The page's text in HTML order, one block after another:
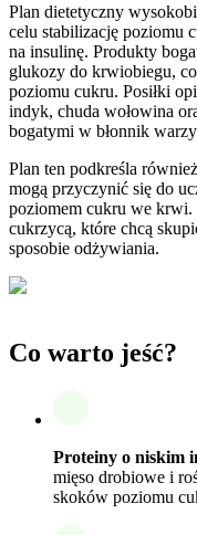
Plan dietetyczny
celu stabilizację poziomu
na insulinę. Produkty
glukozy do krwiobiegu,
poziomu cukru. Posiłki
indyk, chuda wołowina
bogatymi w błonnik
Plan ten podkreśla
mogą przyczynić się do
poziomem cukru we krwi.
cukrzycą, które chcą
sposobie odżywiania.
Co warto jeść?
Proteiny o niskim
mięso drobiowe i
skoków poziomu